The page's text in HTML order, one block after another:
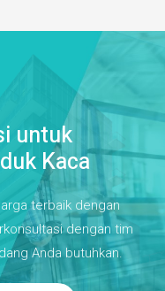
untuk
Kaca
terbaik dengan
dengan tim
Anda butuhkan.